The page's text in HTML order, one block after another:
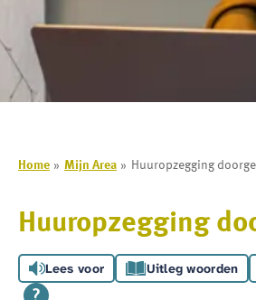
Home Mijn Area Huuropzegging
Huuropzegging
Lees voor Uitleg woorden